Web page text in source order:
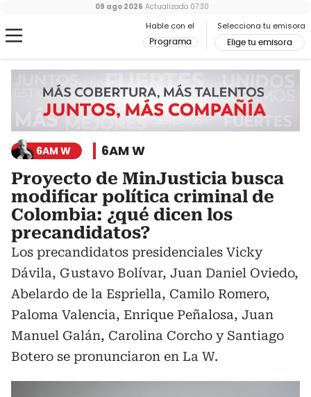
Hable con el
Programa
Selecciona tu emisora
Elige tu emisora
09 ago 2026 Actualizado 07:30
6AM W 6AM W
Proyecto de MinJusticia busca
modificar política criminal de
Colombia: ¿qué dicen los
precandidatos?
Los precandidatos presidenciales Vicky
Dávila, Gustavo Bolívar, Juan Daniel Oviedo,
Abelardo de la Espriella, Camilo Romero,
Paloma Valencia, Enrique Peñalosa, Juan
Manuel Galán, Carolina Corcho y Santiago
Botero se pronunciaron en La W.